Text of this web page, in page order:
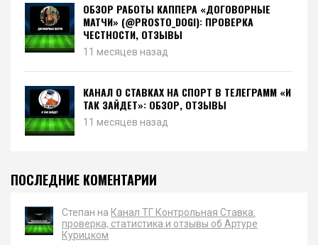
ОБЗОР РАБОТЫ КАППЕРА «ДОГОВОРНЫЕ
МАТЧИ» (@PROSTO_DOGI): ПРОВЕРКА
ЧЕСТНОСТИ, ОТЗЫВЫ
11 месяцев назад
КАНАЛ О СТАВКАХ НА СПОРТ В ТЕЛЕГРАММ «И
ТАК ЗАЙДЕТ»: ОБЗОР, ОТЗЫВЫ
11 месяцев назад
ПОСЛЕДНИЕ КОМЕНТАРИИ
Степан на Канал ТГ Контрольная Ставка:
проверка, статистика и отзывы об Артуре
Курицком